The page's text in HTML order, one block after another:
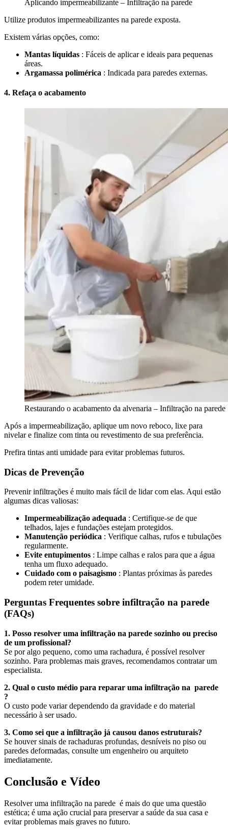
Aplicando impermeabilizante – Infiltração na parede
Utilize produtos impermeabilizantes na parede exposta.
Existem várias opções, como:
Mantas líquidas : Fáceis de aplicar e ideais para pequenas
áreas.
Argamassa polimérica : Indicada para paredes externas.
4. Refaça o acabamento
Restaurando o acabamento da alvenaria – Infiltração na parede
Após a impermeabilização, aplique um novo reboco, lixe para
nivelar e finalize com tinta ou revestimento de sua preferência.
Prefira tintas anti umidade para evitar problemas futuros.
Dicas de Prevenção
Prevenir infiltrações é muito mais fácil de lidar com elas. Aqui estão
algumas dicas valiosas:
Impermeabilização adequada : Certifique-se de que
telhados, lajes e fundações estejam protegidos.
Manutenção periódica : Verifique calhas, rufos e tubulações
regularmente.
Evite entupimentos : Limpe calhas e ralos para que a água
tenha um fluxo adequado.
Cuidado com o paisagismo : Plantas próximas às paredes
podem reter umidade.
Perguntas Frequentes sobre infiltração na parede
(FAQs)
1. Posso resolver uma infiltração na parede sozinho ou preciso
de um profissional?
Se por algo pequeno, como uma rachadura, é possível resolver
sozinho. Para problemas mais graves, recomendamos contratar um
especialista.
2. Qual o custo médio para reparar uma infiltração na parede
?
O custo pode variar dependendo da gravidade e do material
necessário à ser usado.
3. Como sei que a infiltração já causou danos estruturais?
Se houver sinais de rachaduras profundas, desníveis no piso ou
paredes deformadas, consulte um engenheiro ou arquiteto
imediatamente.
Conclusão e Vídeo
Resolver uma infiltração na parede é mais do que uma questão
estética; é uma ação crucial para preservar a saúde da sua casa e
evitar problemas mais graves no futuro.